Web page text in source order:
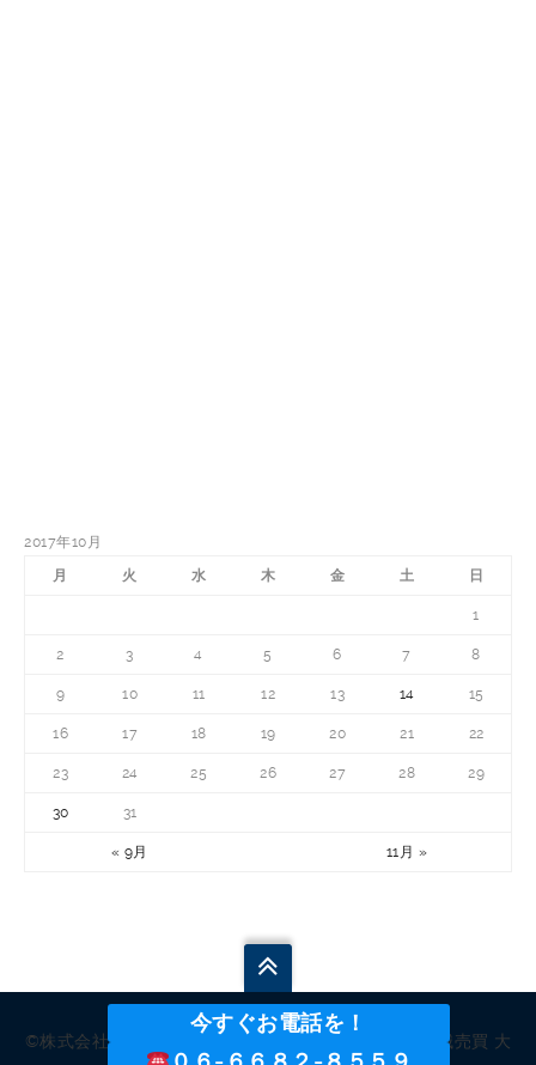
2017年10月
月
火 水 木 金 土 日
« 9月 11月 »
1
2 3 4 5 6 7 8
9 10 11 12 13 14 15
16 17 18 19 20 21 22
23 24 25 26 27 28 29
30 31
©株式会社 林機械重量. All Rights Reserved. 中古機械売買 大
今すぐお電話を！